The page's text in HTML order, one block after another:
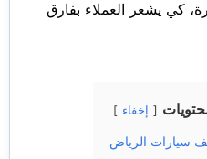
كي يشعر العملاء بفارق
إخفاء
سيارات الرياض